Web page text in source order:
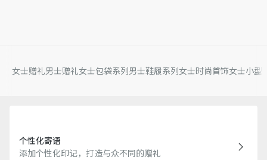
女士赠礼男士赠礼女士包袋系列男士鞋履系列女士时尚首饰女士小型
个性化寄语
添加个性化印记，打造与众不同的赠礼